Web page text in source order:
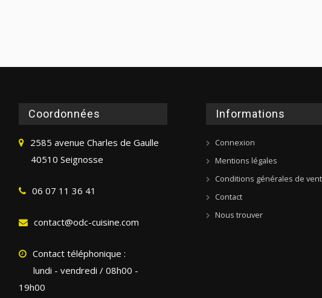
Coordonnées
2585 avenue Charles de Gaulle
40510 Seignosse
06 07 11 36 41
contact@odc-cuisine.com
Contact téléphonique :
lundi - vendredi / 08h00 -
19h00
Informations
Connexion
Mentions légales
Conditions générales de
Contact
Nous trouver